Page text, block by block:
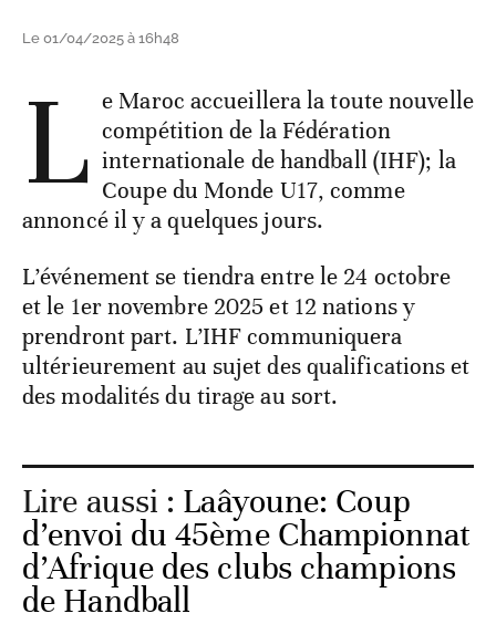
Le 01/04/2025 à 16h48
L e Maroc accueillera la toute nouvelle
compétition de la Fédération
internationale de handball (IHF); la
Coupe du Monde U17, comme
annoncé il y a quelques jours.
L’événement se tiendra entre le 24 octobre
et le 1er novembre 2025 et 12 nations y
prendront part. L’IHF communiquera
ultérieurement au sujet des qualifications et
des modalités du tirage au sort.
Lire aussi : Laâyoune: Coup
d’envoi du 45ème Championnat
d’Afrique des clubs champions
de Handball